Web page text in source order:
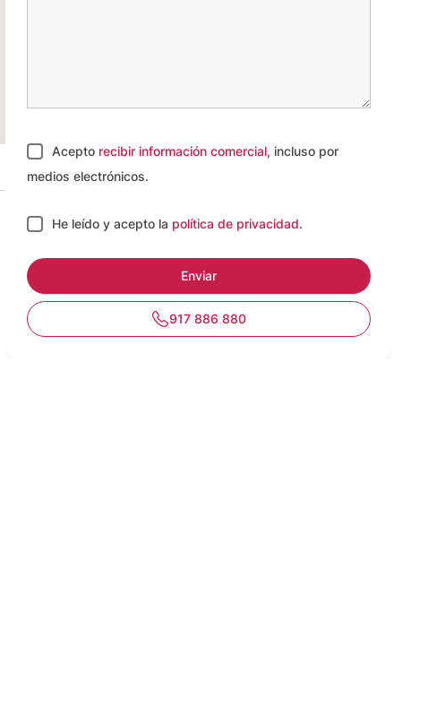
Acepto recibir información comercial, incluso por
medios electrónicos.
He leído y acepto la política de privacidad.
917 886 880